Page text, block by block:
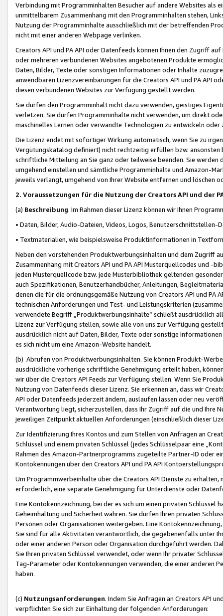
Verbindung mit Programminhalten Besucher auf andere Websites als
unmittelbarem Zusammenhang mit den Programminhalten stehen,
Nutzung der Programminhalte ausschließlich mit der betreffenden
nicht mit einer anderen Webpage verlinken.
Creators API und PA API oder Datenfeeds können Ihnen den Zugriff
oder mehreren verbundenen Websites angebotenen Produkte
Daten, Bilder, Texte oder sonstigen Informationen oder Inhalte
anwendbaren Lizenzvereinbarungen für die Creators API und PA API
diesen verbundenen Websites zur Verfügung gestellt werden.
Sie dürfen den Programminhalt nicht dazu verwenden, geistiges
verletzen. Sie dürfen Programminhalte nicht verwenden, um direkt
maschinelles Lernen oder verwandte Technologien zu entwickeln
Die Lizenz endet mit sofortiger Wirkung automatisch, wenn Sie zu
Vergütungskatalog definiert) nicht rechtzeitig erfüllen bzw. ansonsten
schriftliche Mitteilung an Sie ganz oder teilweise beenden. Sie werden
umgehend einstellen und sämtliche Programminhalte und Amazon-
jeweils verlangt, umgehend von Ihrer Website entfernen und löschen
2. Voraussetzungen für die Nutzung der Creators API und der
(a) Beschreibung. Im Rahmen dieser Lizenz können wir Ihnen
• Daten, Bilder, Audio-Dateien, Videos, Logos, Benutzerschnittstellen-
• Textmaterialien, wie beispielsweise Produktinformationen in
Neben den vorstehenden Produktwerbungsinhalten und dem Zugriff
Zusammenhang mit Creators API und PA API Musterquellcodes und
jeden Musterquellcode bzw. jede Musterbibliothek geltenden
auch Spezifikationen, Benutzerhandbücher, Anleitungen,
denen die für die ordnungsgemäße Nutzung von Creators API und PA
technischen Anforderungen und Test- und Leistungskriterien
verwendete Begriff „Produktwerbungsinhalte“ schließt ausdrücklich
Lizenz zur Verfügung stellen, sowie alle von uns zur Verfügung
ausdrücklich nicht auf Daten, Bilder, Texte oder sonstige
es sich nicht um eine Amazon-Website handelt.
(b) Abrufen von Produktwerbungsinhalten. Sie können Produkt-
ausdrückliche vorherige schriftliche Genehmigung erteilt haben,
wir über die Creators API Feeds zur Verfügung stellen. Wenn Sie
Nutzung von Datenfeeds dieser Lizenz. Sie erkennen an, dass wir
API oder Datenfeeds jederzeit ändern, auslaufen lassen oder neu
Verantwortung liegt, sicherzustellen, dass Ihr Zugriff auf die und Ihre
jeweiligen Zeitpunkt aktuellen Anforderungen (einschließlich dieser
Zur Identifizierung Ihres Kontos und zum Stellen von Anfragen an
Schlüssel und einem privaten Schlüssel (jedes Schlüsselpaar eine
Rahmen des Amazon-Partnerprogramms zugeteilte Partner-ID oder
Kontokennungen über den Creators API und PA API
Um Programmwerbeinhalte über die Creators API Dienste zu
erforderlich, eine separate Genehmigung für Unterdienste oder
Eine Kontokennzeichnung, bei der es sich um einen privaten
Geheimhaltung und Sicherheit wahren. Sie dürfen Ihren privaten
Personen oder Organisationen weitergeben. Eine
Sie sind für alle Aktivitäten verantwortlich, die gegebenenfalls unter
oder einer anderen Person oder Organisation durchgeführt werden.
Sie Ihren privaten Schlüssel verwendet, oder wenn Ihr privater
Tag-Parameter oder Kontokennungen verwenden, die einer anderen
haben.
(c) Nutzungsanforderungen. Indem Sie Anfragen an Creators API
verpflichten Sie sich zur Einhaltung der folgenden Anforderungen: